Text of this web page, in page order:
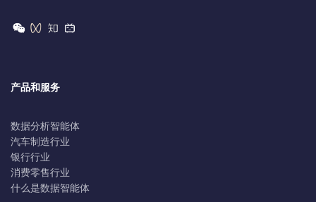
产品和服务
数据分析智能体
汽车制造行业
银行行业
消费零售行业
什么是数据智能体